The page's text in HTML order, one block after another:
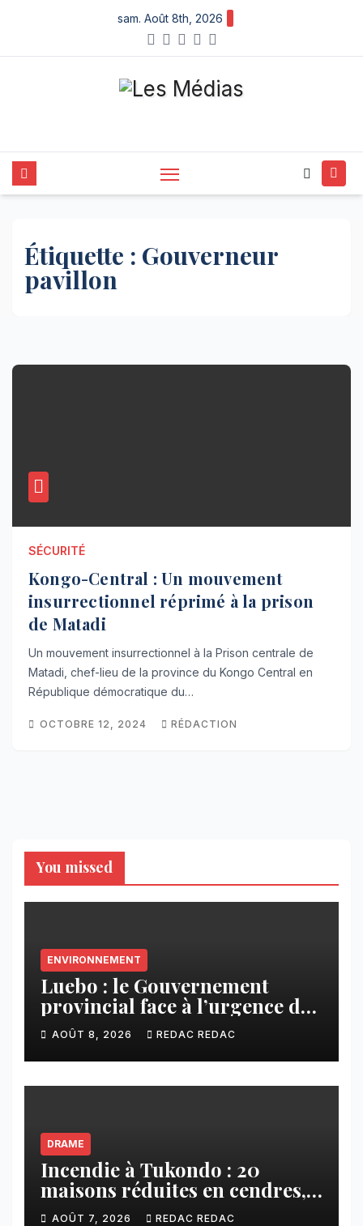
content
sam. Août 8th, 2026
Étiquette : Gouverneur
pavillon
SÉCURITÉ
Kongo-Central : Un mouvement
insurrectionnel réprimé à la prison
de Matadi
Un mouvement insurrectionnel à la Prison centrale de
Matadi, chef-lieu de la province du Kongo Central en
République démocratique du…
OCTOBRE 12, 2024 RÉDACTION
You missed
ENVIRONNEMENT
Luebo : le Gouvernement
provincial face à l’urgence des
érosions qui menacent la cité
AOÛT 8, 2026 REDAC REDAC
DRAME
Incendie à Tukondo : 20
maisons réduites en cendres,
plusieurs familles sans abri
AOÛT 7, 2026 REDAC REDAC